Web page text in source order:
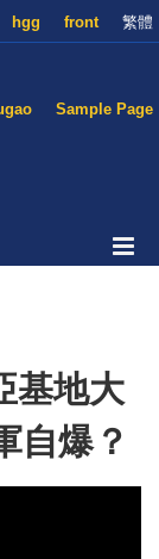
繁體
front
hgg
Sample Page
基地大
自爆？